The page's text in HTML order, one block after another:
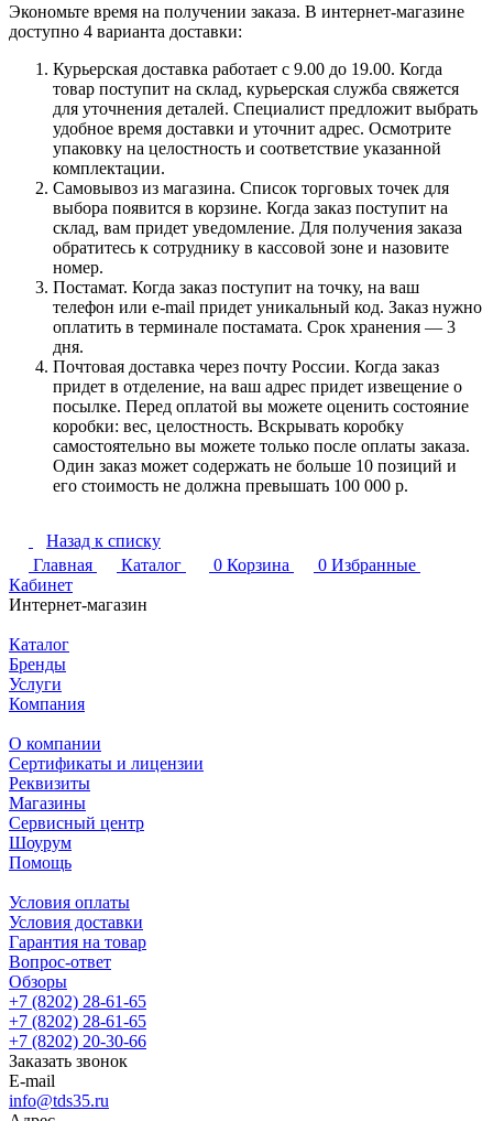
Экономьте время на получении заказа. В интернет-магазине
доступно 4 варианта доставки:
Курьерская доставка работает с 9.00 до 19.00. Когда
товар поступит на склад, курьерская служба свяжется
для уточнения деталей. Специалист предложит выбрать
удобное время доставки и уточнит адрес. Осмотрите
упаковку на целостность и соответствие указанной
комплектации.
Самовывоз из магазина. Список торговых точек для
выбора появится в корзине. Когда заказ поступит на
склад, вам придет уведомление. Для получения заказа
обратитесь к сотруднику в кассовой зоне и назовите
номер.
Постамат. Когда заказ поступит на точку, на ваш
телефон или e-mail придет уникальный код. Заказ нужно
оплатить в терминале постамата. Срок хранения — 3
дня.
Почтовая доставка через почту России. Когда заказ
придет в отделение, на ваш адрес придет извещение о
посылке. Перед оплатой вы можете оценить состояние
коробки: вес, целостность. Вскрывать коробку
самостоятельно вы можете только после оплаты заказа.
Один заказ может содержать не больше 10 позиций и
его стоимость не должна превышать 100 000 р.
Назад к списку
Главная
Каталог 0 Корзина 0 Избранные
Кабинет
Интернет-магазин
Каталог
Бренды
Услуги
Компания
О компании
Сертификаты и лицензии
Реквизиты
Магазины
Сервисный центр
Шоурум
Помощь
Условия оплаты
Условия доставки
Гарантия на товар
Вопрос-ответ
Обзоры
+7 (8202) 28‑61-65
+7 (8202) 28‑61-65
+7 (8202) 20‑30-66
Заказать звонок
E-mail
info@tds35.ru